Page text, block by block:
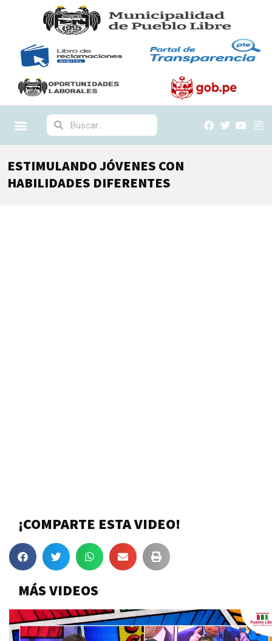
ESTIMULANDO JÓVENES CON
HABILIDADES DIFERENTES
¡COMPARTE ESTA VIDEO!
MÁS VIDEOS